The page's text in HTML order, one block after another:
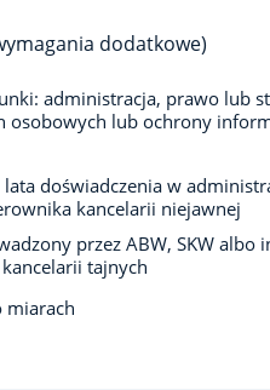
dodatkowe)
administracja, prawo lub
osobowych lub ochrony
doświadczenia w
kancelarii niejawnej
przez ABW, SKW albo
tajnych
miarach